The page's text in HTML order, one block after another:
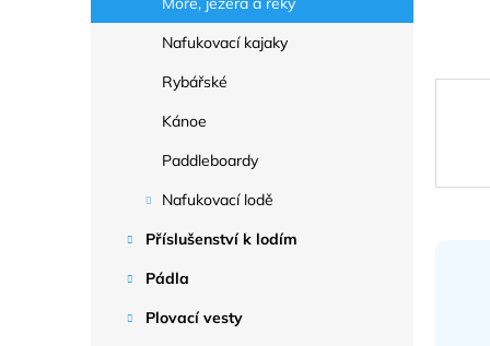
Nafukovací kajaky
Rybářské
Kánoe
Paddleboardy
Nafukovací lodě
Příslušenství k lodím
Pádla
Plovací vesty